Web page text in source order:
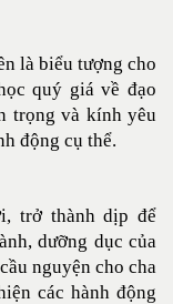
là biểu tượng cho
quý giá về đạo
trọng và kính yêu
động cụ thể.
trở thành dịp để
dưỡng dục của
nguyện cho cha
các hành động